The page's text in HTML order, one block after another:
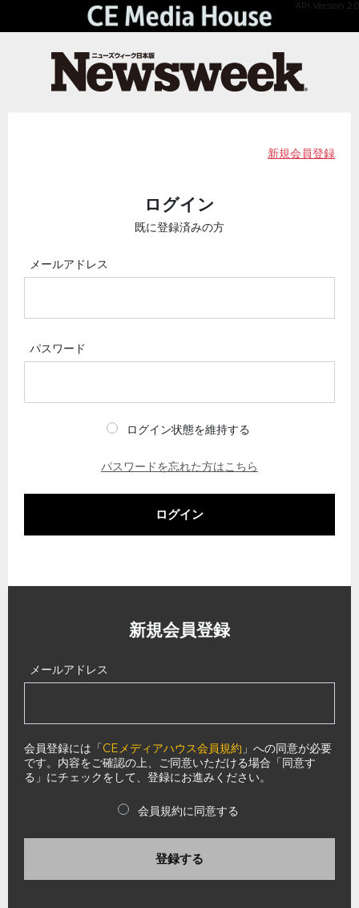
API Version 2.0
新規会員登録
ログイン
既に登録済みの方
メールアドレス
パスワード
ログイン状態を維持する
パスワードを忘れた方はこちら
ログイン
新規会員登録
メールアドレス
会員登録には「CEメディアハウス会員規約 」への同意が必要
です。内容をご確認の上、ご同意いただける場合「同意す
る」にチェックをして、登録にお進みください。
会員規約に同意する
登録する